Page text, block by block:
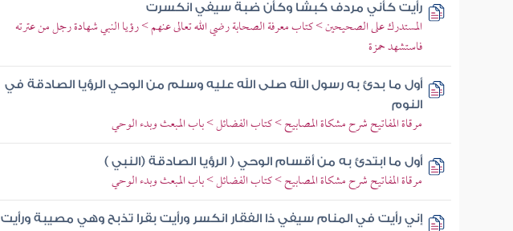
رأيت كأني مردف كبشا وكأن ضبة سيفي انكسرت
المستدرك على الصحيحين > كتاب معرفة الصحابة رضي الله تعالى عنهم > رؤيا النبي شهادة رجل من عترته
فاستشهد حمزة
أول ما بدئ به رسول الله صلى الله عليه وسلم من الوحي الرؤيا الصادقة في
النوم
مرقاة المفاتيح شرح مشكاة المصابيح > كتاب الفضائل > باب المبعث وبدء الوحي
أول ما ابتدئ به من أقسام الوحي ( الرؤيا الصادقة (النبي )
مرقاة المفاتيح شرح مشكاة المصابيح > كتاب الفضائل > باب المبعث وبدء الوحي
إني رأيت في المنام سيفي ذا الفقار انكسر ورأيت بقرا تذبح وهي مصيبة ورأيت